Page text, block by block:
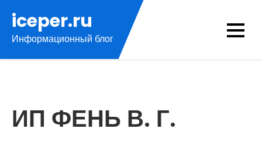
содержимому
iceper.ru
Информационный блог
ИП ФЕНЬ В. Г.